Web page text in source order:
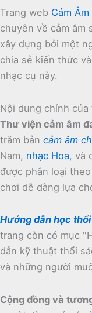
Trang web Cảm
chuyên về cảm âm
xây dựng bởi một
chia sẻ kiến thức
nhạc cụ này.
Nội dung chính của
Thư viện cảm âm
trăm bản cảm âm
Nam, nhạc Hoa, và
được phân loại
chơi dễ dàng lựa
Hướng dẫn học
trang còn có mục
dẫn kỹ thuật thổi
và những người
Cộng đồng và